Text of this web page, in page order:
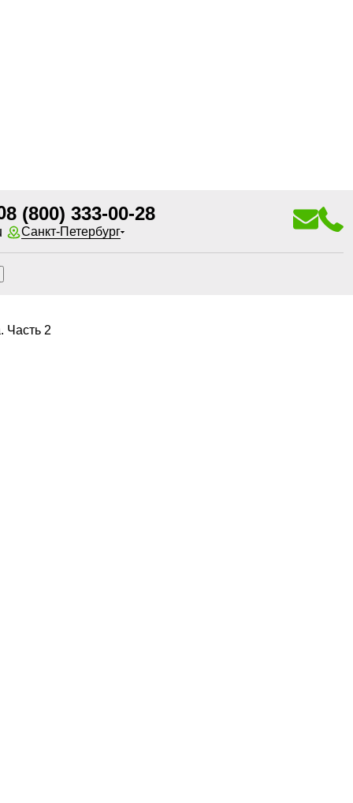
8 (800) 333-00-28
Санкт-Петербург
Часть 2